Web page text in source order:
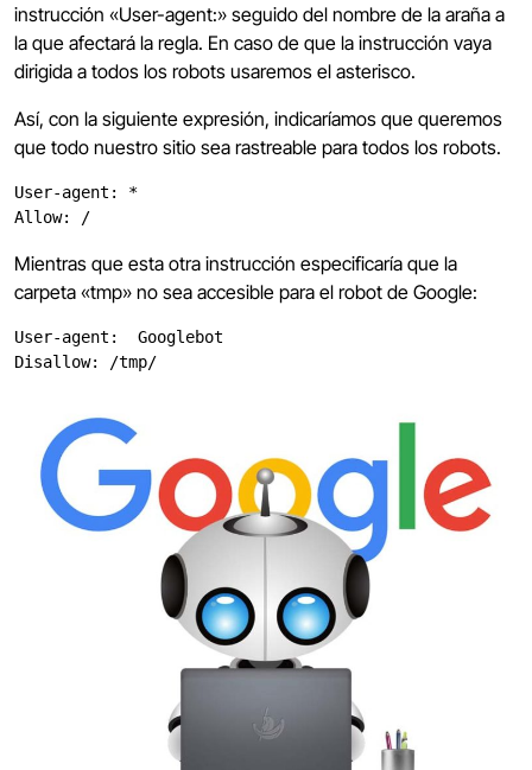
instrucción «User-agent:» seguido del nombre de la araña a
la que afectará la regla. En caso de que la instrucción vaya
dirigida a todos los robots usaremos el asterisco.
Así, con la siguiente expresión, indicaríamos que queremos
que todo nuestro sitio sea rastreable para todos los robots.
User-agent: *
Allow: /
Mientras que esta otra instrucción especificaría que la
carpeta «tmp» no sea accesible para el robot de Google:
User-agent:  Googlebot
Disallow: /tmp/